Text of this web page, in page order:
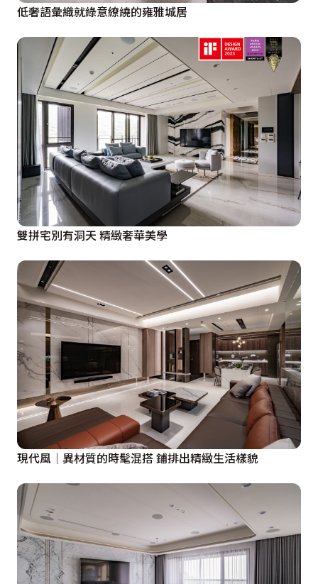
低奢語彙織就綠意繚繞的雍雅城居
雙拼宅別有洞天 精緻奢華美學
現代風│異材質的時髦混搭 鋪排出精緻生活樣貌